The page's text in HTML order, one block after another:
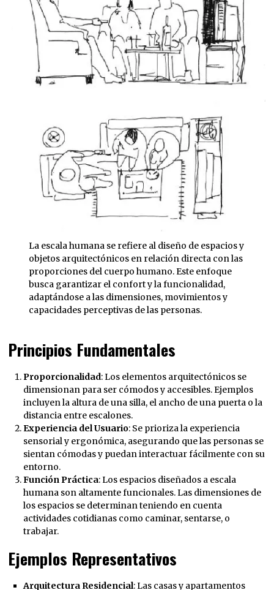
La escala humana se refiere al diseño de espacios y
objetos arquitectónicos en relación directa con las
proporciones del cuerpo humano. Este enfoque
busca garantizar el confort y la funcionalidad,
adaptándose a las dimensiones, movimientos y
capacidades perceptivas de las personas.
Principios Fundamentales
Proporcionalidad: Los elementos arquitectónicos se
dimensionan para ser cómodos y accesibles. Ejemplos
incluyen la altura de una silla, el ancho de una puerta o la
distancia entre escalones.
Experiencia del Usuario: Se prioriza la experiencia
sensorial y ergonómica, asegurando que las personas se
sientan cómodas y puedan interactuar fácilmente con su
entorno.
Función Práctica: Los espacios diseñados a escala
humana son altamente funcionales. Las dimensiones de
los espacios se determinan teniendo en cuenta
actividades cotidianas como caminar, sentarse, o
trabajar.
Ejemplos Representativos
Arquitectura Residencial: Las casas y apartamentos